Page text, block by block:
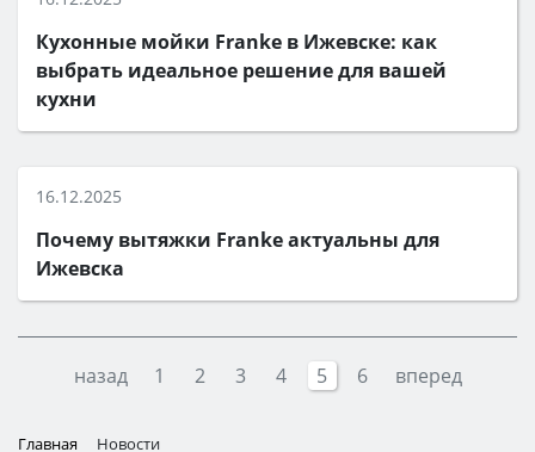
Кухонные мойки Franke в Ижевске: как
выбрать идеальное решение для вашей
кухни
16.12.2025
Почему вытяжки Franke актуальны для
Ижевска
назад 1 2 3 4 5 6 вперед
Главная Новости